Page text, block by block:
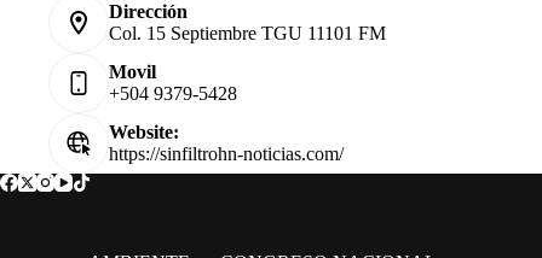
Dirección
Col. 15 Septiembre TGU 11101 FM
Movil
+504 9379-5428
Website:
https://sinfiltrohn-noticias.com/